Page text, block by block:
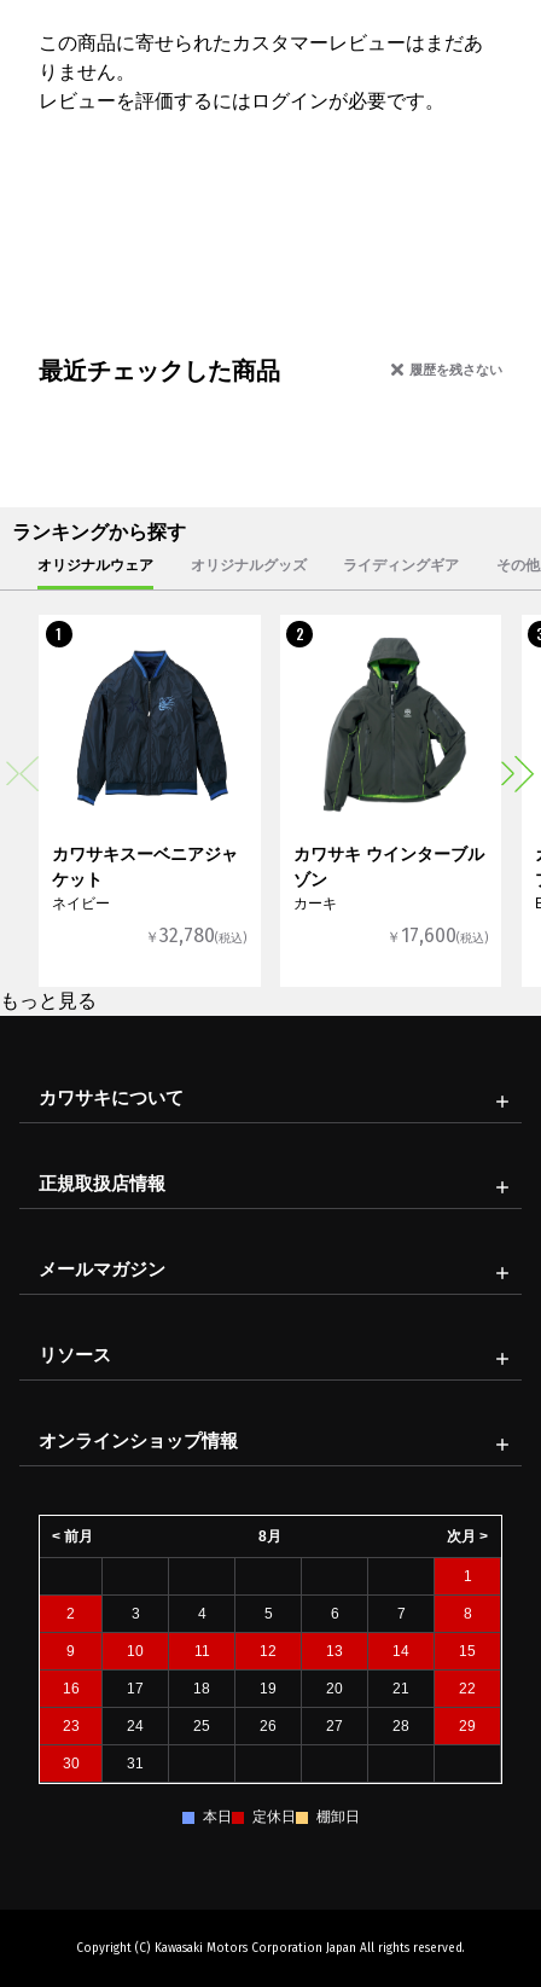
この商品に寄せられたカスタマーレビューはまだあ
りません。
レビューを評価するには ログインが必要です。
最近チェックした商品 履歴を残さない
ランキングから探す
オリジナルウェア オリジナルグッズ ライディングギア その
1
カワサキスーベニアジャ
ケット
ネイビー
￥32,780(税込)
2
カワサキ ウインターブル
ゾン
カーキ
￥ 17,600(税込)
もっと見る
カワサキについて
正規取扱店情報
メールマガジン
リソース
オンラインショップ情報
8月
< 前月 次月 >
1
2 3 4 5 6 7 8
9 10 11 12 13 14 15
16 17 18 19 20 21 22
23 24 25 26 27 28 29
30 31
本日 定休日 棚卸日
Copyright (C) Kawasaki Motors Corporation Japan All rights reserved.